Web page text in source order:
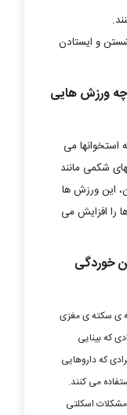
و ایستادن
ورزش هایی
می
شکمی مانند
ورزش ها
افزایش می
ی سکته ی مغزی
سالمندان. 3.افرادی که بینایی
مبتلا به دیابت نوع 2. 5.افرادی که داروهایی
می کنند.
7.افرادی که مشکلات اسکلتی